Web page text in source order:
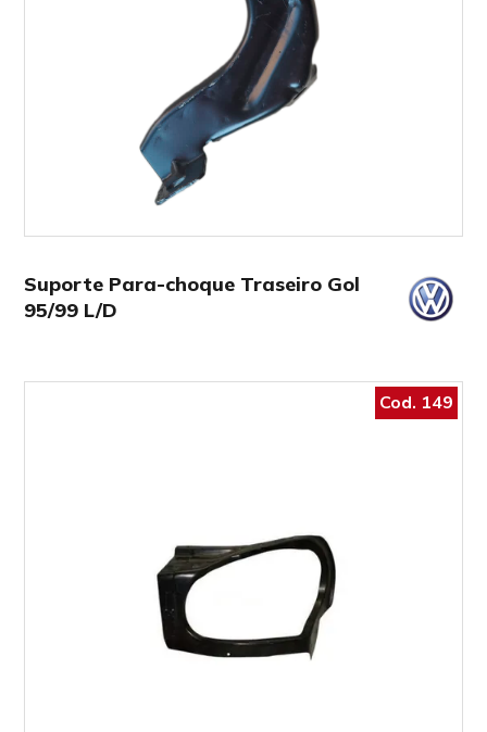
Suporte Para-choque Traseiro Gol
95/99 L/D
Cod. 149